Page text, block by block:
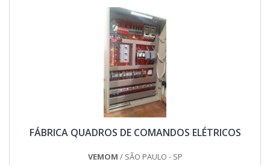
instalação e manutenção elétrica, mais do que visar apenas
lucratividade, a empresa deve oferecer produtos e serviços
que tenham ótima qualidade e excelente custo-benefício,
pontos importantes que ficam de fora no planejamento de
empresas que visam apenas o lucro, deixando a desejar nos
outros fatores.Pensando na importância de escolher muito
bem uma empresa de instalação e manutenção, saiba por
que a EIZ Engenharia é a melhor escolha quando o assunto
for instalação e manutenção elétrica:Equipe multidisciplinar
de consultores associados; Profissionais com vasta
experiência nas diversas áreas de atuação;Com mais de 15
anos de experiência;Escritório de alta qualidade onde são
sofisticados para otimizar as entregas;Equipamentos de
FÁBRICA QUADROS DE COMANDOS ELÉTRICOS
VEMOM / SÃO PAULO - SP